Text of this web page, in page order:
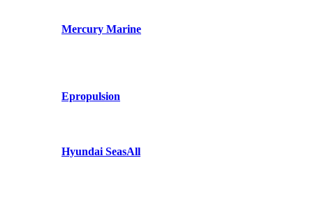
Mercury Marine
Epropulsion
Hyundai SeasAll